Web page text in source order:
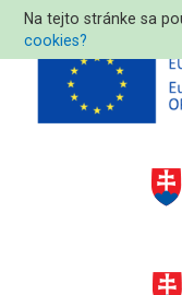
Na tejto stránke sa
cookies?